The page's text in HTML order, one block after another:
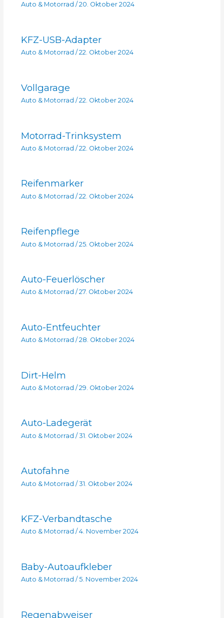
Auto & Motorrad / 20. Oktober 2024
KFZ-USB-Adapter
Auto & Motorrad / 22. Oktober 2024
Vollgarage
Auto & Motorrad / 22. Oktober 2024
Motorrad-Trinksystem
Auto & Motorrad / 22. Oktober 2024
Reifenmarker
Auto & Motorrad /22. Oktober 2024
Reifenpflege
Auto & Motorrad /25. Oktober 2024
Auto-Feuerlöscher
Auto & Motorrad / 27. Oktober 2024
Auto-Entfeuchter
Auto & Motorrad / 28. Oktober 2024
Dirt-Helm
Auto & Motorrad / 29. Oktober 2024
Auto-Ladegerät
Auto & Motorrad / 31. Oktober 2024
Autofahne
Auto & Motorrad /31. Oktober 2024
KFZ-Verbandtasche
Auto & Motorrad / 4. November 2024
Baby-Autoaufkleber
Auto & Motorrad / 5. November 2024
Regenabweiser